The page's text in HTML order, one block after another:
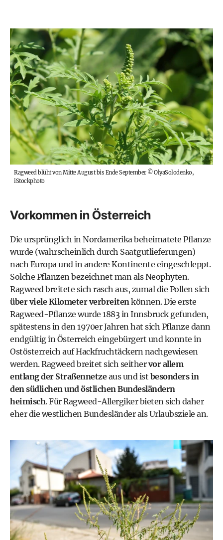
Ragweed blüht von Mitte August bis Ende September©OlyaSolodenko,
iStockphoto
Vorkommen in Österreich
Die ursprünglich in Nordamerika beheimatete Pflanze
wurde (wahrscheinlich durch Saatgutlieferungen)
nach Europa und in andere Kontinente eingeschleppt.
Solche Pflanzen bezeichnet man als Neophyten.
Ragweed breitete sich rasch aus, zumal die Pollen sich
über viele Kilometer verbreiten können. Die erste
Ragweed-Pflanze wurde 1883 in Innsbruckgefunden,
spätestens in den 1970er Jahren hat sich Pflanze dann
endgültig in Österreich eingebürgert und konnte in
Ostösterreich auf Hackfruchtäckern nachgewiesen
werden. Ragweed breitet sich seithervor allem
entlang der Straßennetzeaus und ist besonders in
den südlichen und östlichen Bundesländern
heimisch. Für Ragweed-Allergiker bieten sich daher
eher die westlichen Bundesländer als Urlaubsziele an.